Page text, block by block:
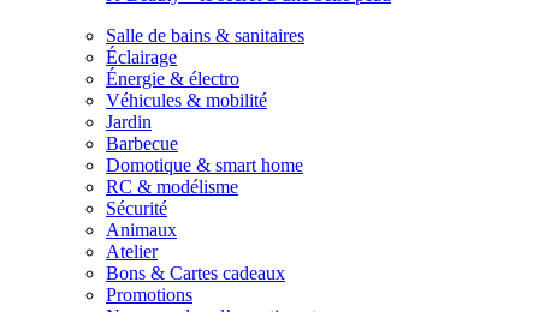
Salle de bains & sanitaires
Éclairage
Énergie & électro
Véhicules & mobilité
Jardin
Barbecue
Domotique & smart home
RC & modélisme
Sécurité
Animaux
Atelier
Bons & Cartes cadeaux
Promotions